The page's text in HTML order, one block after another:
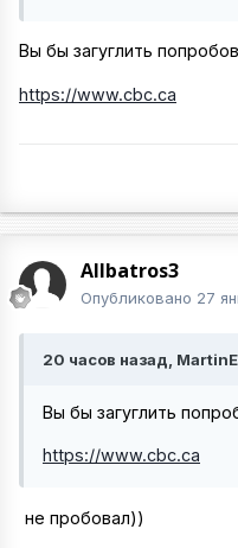
Вы бы загуглить
https://www.cbc.ca
Allbatros3
Опубликовано 27
20 часов назад,
Вы бы загуглить
https://www.cbc.ca
не пробовал))